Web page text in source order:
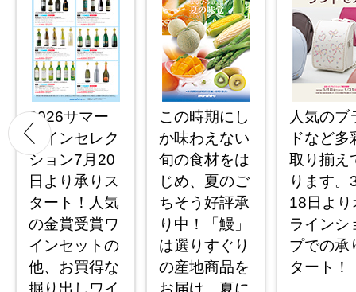
2026サマー
ワインセレク
ション7月20
日より承りス
タート！人気
の金賞受賞ワ
インセットの
他、お買得な
掘り出しワイ
この時期にし
か味わえない
旬の食材をは
じめ、夏のご
ちそう好評承
り中！「鰻」
は選りすぐり
の産地商品を
お届け。夏に
人気のブ
ドなど多
取り揃え
ります。
18日より
ラインシ
プでの承
タート！